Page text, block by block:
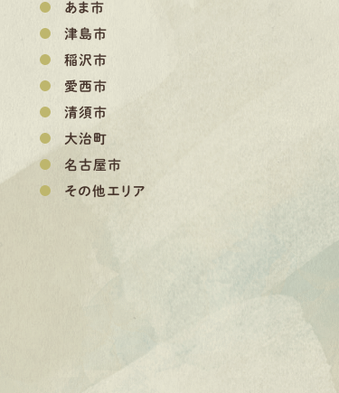
あま市
津島市
稲沢市
愛西市
清須市
大治町
名古屋市
その他エリア